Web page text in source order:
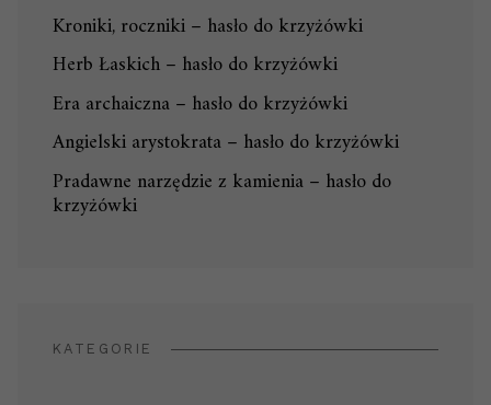
Kroniki, roczniki – hasło do krzyżówki
Herb Łaskich – hasło do krzyżówki
Era archaiczna – hasło do krzyżówki
Angielski arystokrata – hasło do krzyżówki
Pradawne narzędzie z kamienia – hasło do
krzyżówki
KATEGORIE